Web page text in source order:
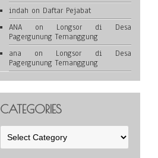
indah on Daftar Pejabat
ANAon Longsor di Desa
Pagergunung Temanggung
ana on Longsor di Desa
Pagergunung Temanggung
CATEGORIES
Categories